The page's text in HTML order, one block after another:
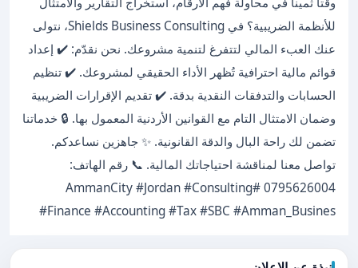
للأنظمة الضريبية؟ في Shields Business Consulting، نتولى
عنك العبء المالي لتتفرغ لتنمية مشروعك. نحن نقدّم: ✔️ إعداد
قوائم مالية احترافية تُظهر الأداء الحقيقي لمشروعك. ✔️ تنظيم
الحسابات والتدفقات النقدية بدقة. ✔️ تقديم الإقرارات الضريبية
وضمان الامتثال التام مع القوانين الأردنية المعمول بها. 🔒 خدماتنا
تضمن لك راحة البال والدقة القانونية. ✨ جاهزين نساعدكم.
تواصل معنا لمناقشة احتياجاتك المالية. 📞 رقم الهاتف:
0795626004 #AmmanCity #Jordan #Consulting
#Finance #Accounting #Tax #SBC #Amman_Busines